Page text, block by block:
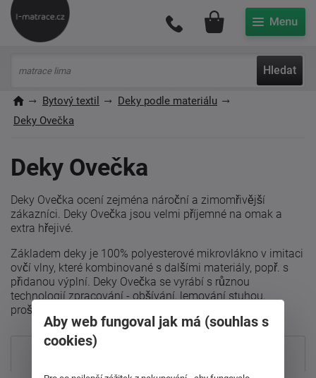
Hledat
Můj účet
Bytový textil
Deky podle materiálu
Deky Ovečka
Deky Ovečka
Deky Ovečka ocení zejména nároční a zimomřivější
zákazníci. Deky Ovečka jsou velmi příjemné na omak a
extra hřejivé.
Základem deky je 100% polyesterové mikrovlákno v imitaci
ovčí vlny, které kombinované s dalšími materiály, popř. s
přidanou výplní. Deky Ovečka se vyrábí s různou
technologií zpracování - obšívání, lemování stuhou,
prošívání, vyšívaní apod. Vzniká tak pestra paleta dek.
Aby web fungoval jak má (souhlas s
cookies)